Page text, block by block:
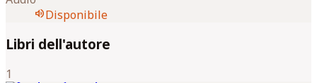
volume_upDisponibile
Libri dell'autore
1